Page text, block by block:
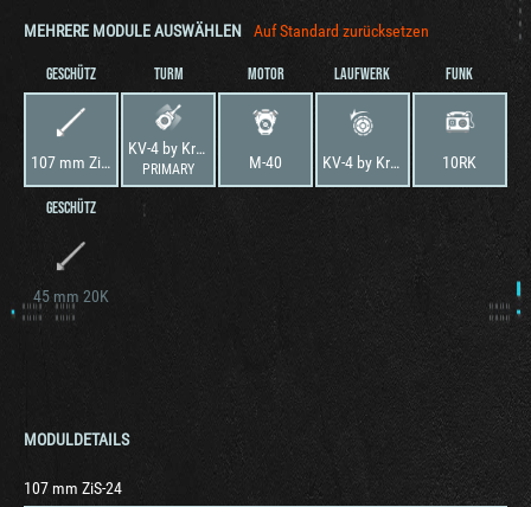
MEHRERE MODULE AUSWÄHLEN Auf Standard zurücksetzen
GESCHÜTZ
107 mm ZiS-24
GESCHÜTZ
45 mm 20K
TURM
KV-4 by Kreslavskiy
PRIMARY
MOTOR
M-40
LAUFWERK
KV-4 by Kreslavskiy
FUNK
10RK
MODULDETAILS
107 mm ZiS-24